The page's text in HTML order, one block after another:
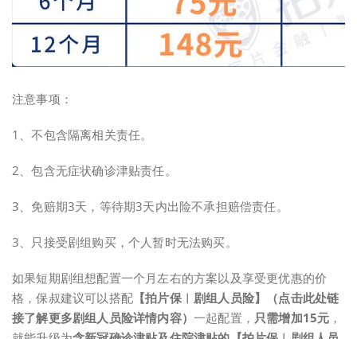
注意事项：
1、不包含隔离相关责任。
2、包含无症状确诊津贴责任。
3、免赔期3天，等待期3天内出险不承担赔偿责任。
3、只接受剧组购买，个人暂时无法购买。
如果短期剧组想配置一个月左右的方案以及享受更优惠的价
格，保叔建议可以搭配 【拍片保︱剧组人员险】 （点击此处链
接了解更多剧组人员险详情内容） 一起配置， 只需增加15元 ，